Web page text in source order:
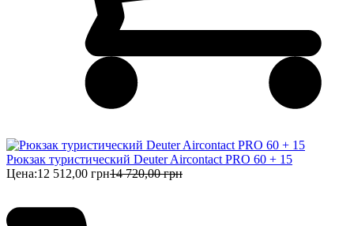
Рюкзак туристический Deuter Aircontact PRO 60 + 15
Цена:12 512,00 грн14 720,00 грн